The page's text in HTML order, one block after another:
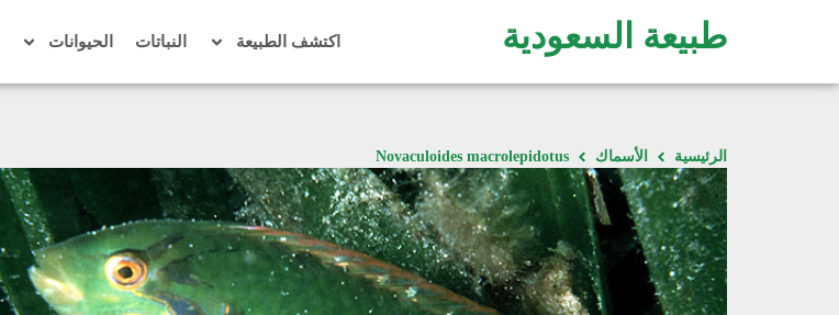
طبيعة السعودية اكتشف الطبيعة النباتات الحيوانات
الرئيسية الأسماك Novaculoides macrolepidotus